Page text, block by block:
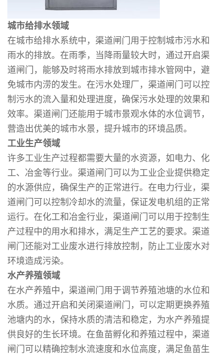
城市给排水领域
在城市给排水系统中，渠道闸门用于控制城市污水和
雨水的排放。在雨季，当降雨量较大时，通过开启渠
道闸门，能够及时将雨水排放到城市排水管网中，避
免城市内涝的发生。在污水处理厂，渠道闸门可以控
制污水的流入量和处理进度，确保污水处理的效果和
效率。渠道闸门还能用于城市景观水体的水位调节，
营造出优美的城市水景，提升城市的环境品质。
工业生产领域
许多工业生产过程都需要大量的水资源，如电力、化
工、冶金等行业。渠道闸门可以为工业企业提供稳定
的水源供应，确保生产的正常进行。在电力行业，渠
道闸门可以控制冷却水的流量，保证发电机组的正常
运行。在化工和冶金行业，渠道闸门可以用于控制生
产过程中的用水和排水，满足生产工艺的要求。渠道
闸门还能对工业废水进行排放控制，防止工业废水对
环境造成污染。
水产养殖领域
在水产养殖中，渠道闸门用于调节养殖池塘的水位和
水质。通过开启和关闭渠道闸门，可以定期更换养殖
池塘内的水，保持水质的清洁和稳定，为水产养殖提
供良好的生长环境。在鱼苗孵化和养殖过程中，渠道
闸门可以精确控制水流速度和水位高度，满足鱼苗生